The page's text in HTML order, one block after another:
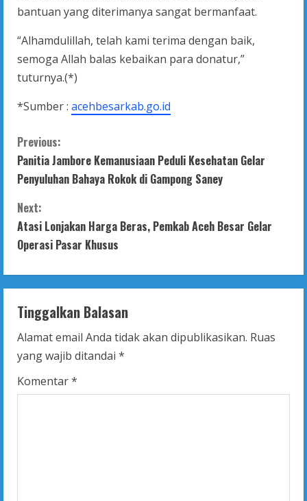
bantuan yang diterimanya sangat bermanfaat.
“Alhamdulillah, telah kami terima dengan baik,
semoga Allah balas kebaikan para donatur,”
tuturnya.(*)
*Sumber : acehbesarkab.go.id
C
o
n
t
n
u
e
R
e
Previous:
Panitia Jambore Kemanusiaan Peduli Kesehatan Gelar
Penyuluhan Bahaya Rokok di Gampong Saney
Next:
Atasi Lonjakan Harga Beras, Pemkab Aceh Besar Gelar
Operasi Pasar Khusus
Tinggalkan Balasan
Alamat email Anda tidak akan dipublikasikan. Ruas
yang wajib ditandai *
Komentar*